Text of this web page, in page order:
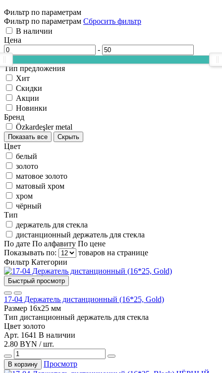
Фильтр по параметрам
Фильтр по параметрам Сбросить фильтр
В наличии
Цена
-
Тип предложения
Хит
Скидки
Акции
Новинки
Бренд
Özkardeşler metal
Показать все Скрыть
Цвет
белый
золото
матовое золото
матовый хром
хром
чёрный
Тип
держатель для стекла
дистанционный держатель для стекла
По дате По алфавиту По цене
Показывать по:
товаров на странице
Фильтр Категории
Быстрый просмотр
17-04 Держатель дистанционный (16*25, Gold)
Размер 16х25 мм
Тип дистанционный держатель для стекла
Цвет золото
Арт. 1641 В наличии
2.80 BYN / шт.
В корзину Просмотр